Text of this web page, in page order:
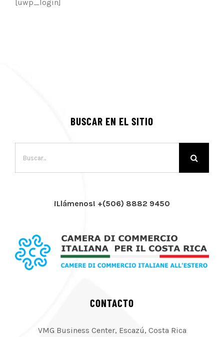
[uwp_login]
BUSCAR EN EL SITIO
¡Llámenos! +(506) 8882 9450
CONTACTO
VMG Business Center, Escazú, Costa Rica